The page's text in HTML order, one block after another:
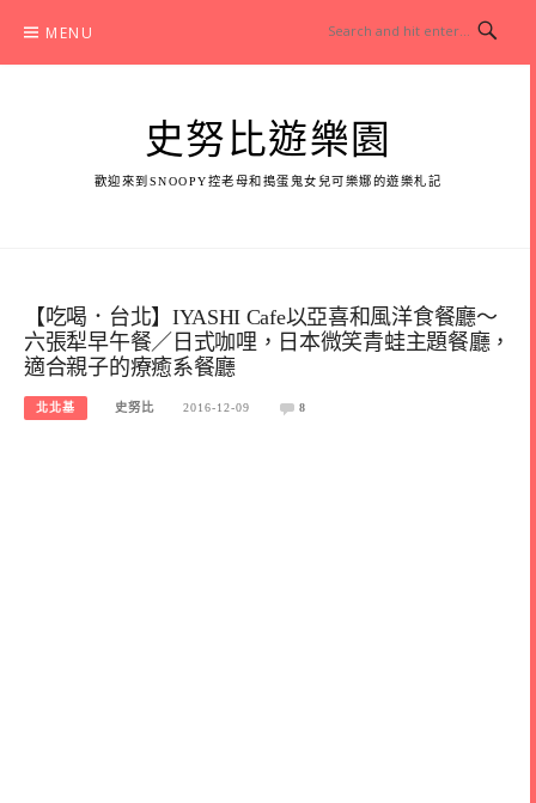
content
MENU
史努比遊樂園
歡迎來到SNOOPY控老母和搗蛋鬼女兒可樂娜的遊樂札記
【吃喝．台北】IYASHI Cafe以亞喜和風洋食餐廳～
六張犁早午餐／日式咖哩，日本微笑青蛙主題餐廳，
適合親子的療癒系餐廳
北北基 史努比 2016-12-09 8